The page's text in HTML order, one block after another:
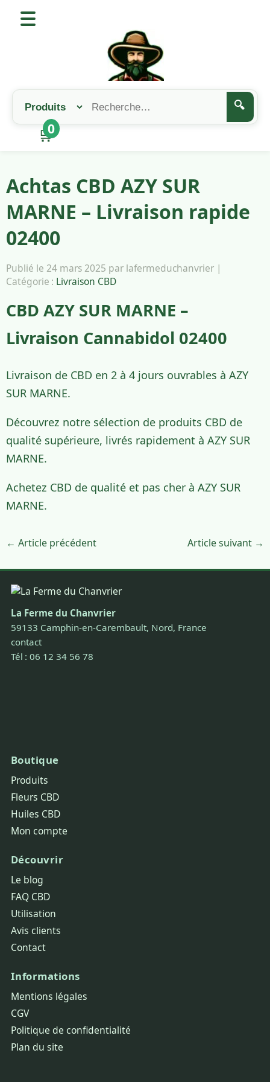
🔍
🛒
0
Achtas CBD AZY SUR
MARNE – Livraison rapide
02400
Publié le 24 mars 2025 par lafermeduchanvrier |
Catégorie : Livraison CBD
CBD AZY SUR MARNE –
Livraison Cannabidol 02400
Livraison de CBD en 2 à 4 jours ouvrables à AZY
SUR MARNE.
Découvrez notre sélection de produits CBD de
qualité supérieure, livrés rapidement à AZY SUR
MARNE.
Achetez CBD de qualité et pas cher à AZY SUR
MARNE.
← Article précédent Article suivant →
La Ferme du Chanvrier
59133 Camphin-en-Carembault, Nord, France
contact
Tél : 06 12 34 56 78
Boutique
Produits
Fleurs CBD
Huiles CBD
Mon compte
Découvrir
Le blog
FAQ CBD
Utilisation
Avis clients
Contact
Informations
Mentions légales
CGV
Politique de confidentialité
Plan du site